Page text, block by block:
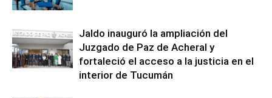
Jaldo inauguró la ampliación del
Juzgado de Paz de Acheral y
fortaleció el acceso a la justicia en el
interior de Tucumán